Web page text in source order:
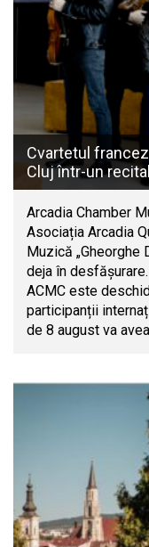
Cvartetul
Cluj într-un
Arcadia Chamber
Asociația Arcadia
Muzică
deja în
ACMC este
participanții
de 8 august va